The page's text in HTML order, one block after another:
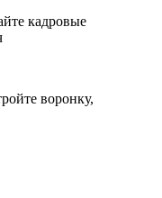
кадровые
воронку,